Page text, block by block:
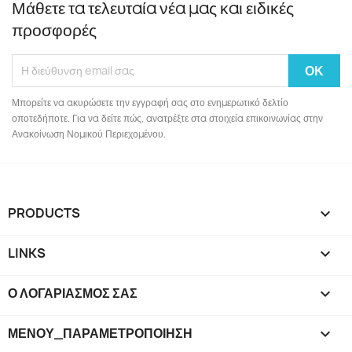
Μάθετε τα τελευταία νέα μας και ειδικές
προσφορές
Μπορείτε να ακυρώσετε την εγγραφή σας στο ενημερωτικό δελτίο
οποτεδήποτε. Για να δείτε πώς, ανατρέξτε στα στοιχεία επικοινωνίας στην
Ανακοίνωση Νομικού Περιεχομένου.
PRODUCTS 
LINKS 
Ο ΛΟΓΑΡΙΑΣΜΌΣ ΣΑΣ 
ΜΕΝΟΎ_ΠΑΡΑΜΕΤΡΟΠΟΊΗΣΗ keyboard_arrow_down